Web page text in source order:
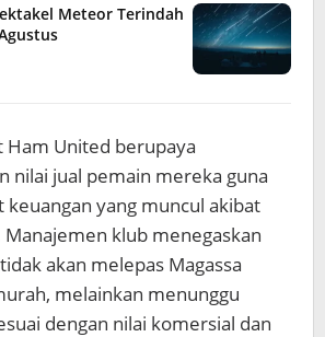
Meteor Terindah
Ham United berupaya
nilai jual pemain mereka guna
yang muncul akibat
klub menegaskan
akan melepas Magassa
melainkan menunggu
dengan nilai komersial dan